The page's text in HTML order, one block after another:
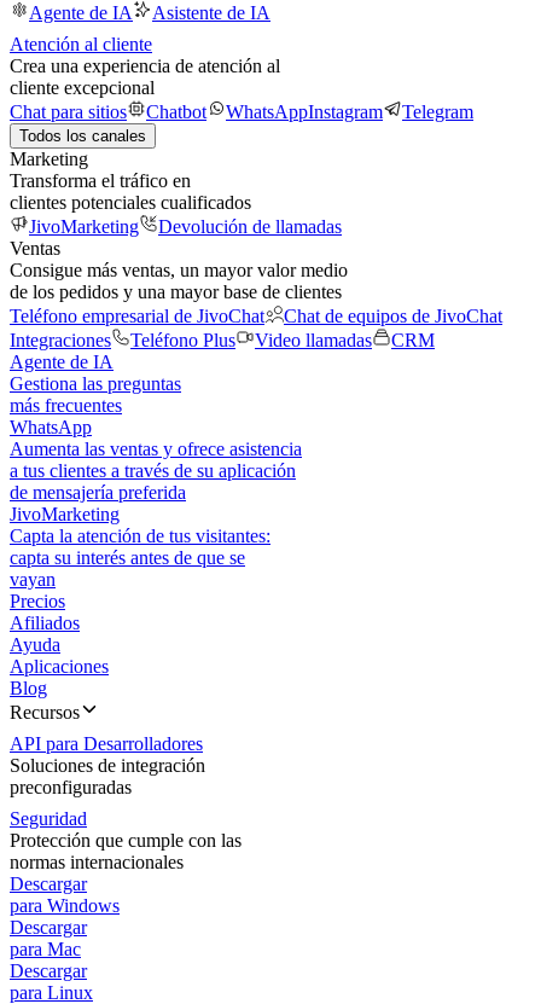
Agente de IA
Asistente de IA
Atención al cliente
Crea una experiencia de atención al
cliente excepcional
Chat para sitios
Chatbot WhatsAppInstagram Telegram
Todos los canales
Marketing
Transforma el tráfico en
clientes potenciales cualificados
JivoMarketing
Devolución de llamadas
Ventas
Consigue más ventas, un mayor valor medio
de los pedidos y una mayor base de clientes
Teléfono empresarial de JivoChat
Chat de equipos de JivoChat
Integraciones
Teléfono Plus Video llamadas
CRM
Agente de IA
Gestiona las preguntas
más frecuentes
WhatsApp
Aumenta las ventas y ofrece asistencia
a tus clientes a través de su aplicación
de mensajería preferida
JivoMarketing
Capta la atención de tus visitantes:
capta su interés antes de que se
vayan
Precios
Afiliados
Ayuda
Aplicaciones
Blog
Recursos
API para Desarrolladores
Soluciones de integración
preconfiguradas
Seguridad
Protección que cumple con las
normas internacionales
Descargar
para Windows
Descargar
para Mac
Descargar
para Linux